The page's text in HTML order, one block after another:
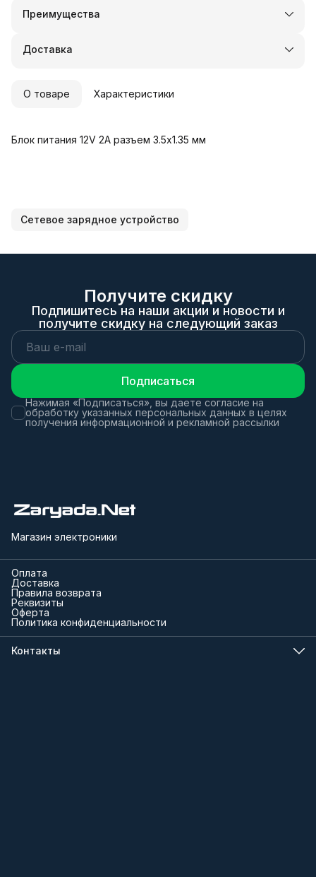
Преимущества
Оплата частями в Сплит
Удобный возврат
Доставка
О товаре Характеристики
Блок питания 12V 2A разъем 3.5x1.35 мм
Сетевое зарядное устройство
Получите скидку
Подпишитесь на наши акции и новости и
получите скидку на следующий заказ
Подписаться
Нажимая «Подписаться», вы даете согласие на
обработку указанных персональных данных в целях
получения информационной и рекламной рассылки
Магазин электроники
Оплата
Доставка
Правила возврата
Реквизиты
Оферта
Политика конфиденциальности
Контакты